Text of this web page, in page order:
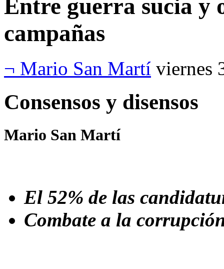
Entre guerra sucia y
campañas
¬ Mario San Martí viernes
Consensos y disensos
Mario San Martí
El 52% de las
Combate a la